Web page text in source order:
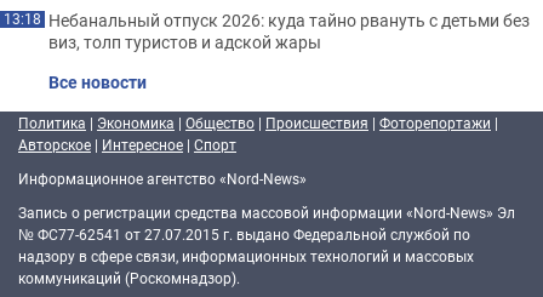
13:18 Небанальный отпуск 2026: куда тайно рвануть с детьми без
виз, толп туристов и адской жары
Все новости
Политика | Экономика | Общество | Происшествия | Фоторепортажи |
Авторское | Интересное | Спорт
Информационное агентство «Nord-News»
Запись о регистрации средства массовой информации «Nord-News» Эл
№ ФС77-62541 от 27.07.2015 г. выдано Федеральной службой по
надзору в сфере связи, информационных технологий и массовых
коммуникаций (Роскомнадзор).